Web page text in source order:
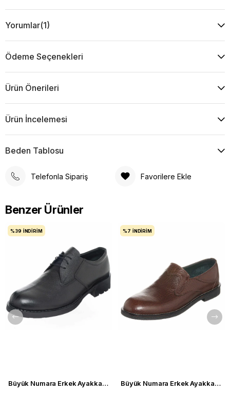
Yorumlar(1)
Ödeme Seçenekleri
Ürün Önerileri
Ürün İncelemesi
Beden Tablosu
Telefonla Sipariş Favorilere Ekle
Benzer Ürünler
Büyük Numara Erkek Ayakkabı S946 Siyah Deri
%39 İNDIRIM
Büyük Numara Erkek Ayakkabı CS941 Kahve
%7 İNDIRIM